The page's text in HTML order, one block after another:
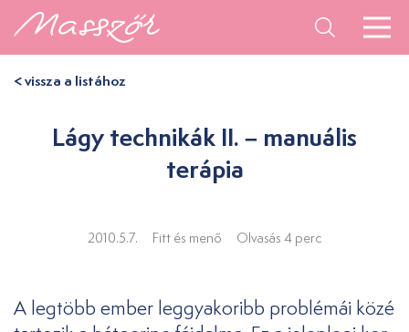
< vissza a listához
Lágy technikák II. – manuális
terápia
2010.5.7. Fitt és menő Olvasás 4 perc
A legtöbb ember leggyakoribb problémái közé